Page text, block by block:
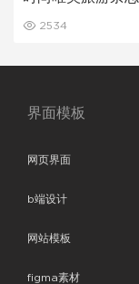
2534
界面模板
网页界面
b端设计
网站模板
figma素材